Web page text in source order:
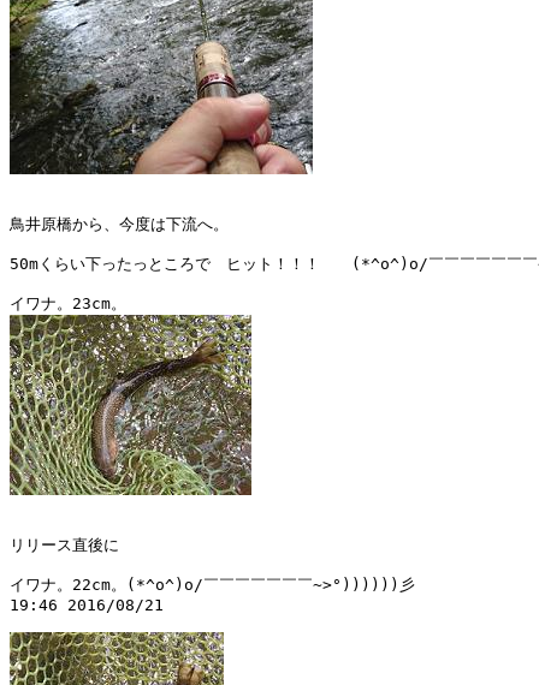
鳥井原橋から、今度は下流へ。
50mくらい下ったっところで　ヒット！！！　　(*^o^)o/￣￣￣￣￣
リリース直後に
イワナ。22cm。(*^o^)o/￣￣￣￣￣￣￣~>°))))))彡
19:46 2016/08/21